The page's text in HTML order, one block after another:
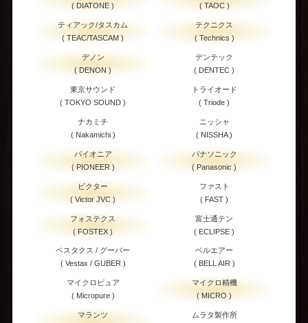
( DIATONE )
( TAOC )
ティアック/タスカム
( TEAC/TASCAM )
テクニクス
( Technics )
デノン
( DENON )
デンテック
( DENTEC )
東京サウンド
( TOKYO SOUND )
トライオード
( Triode )
ナカミチ
( Nakamichi )
ニッシャ
( NISSHA )
パイオニア
( PIONEER )
パナソニック
( Panasonic )
ビクター
( Victor JVC )
ファスト
( FAST )
フォステクス
( FOSTEX )
富士通テン
( ECLIPSE )
ベスタクス / グーバー
( Vestax / GUBER )
ベルエアー
( BELL AIR )
マイクロピュア
( Micropure )
マイクロ精機
( MICRO )
マランツ
ムラタ製作所